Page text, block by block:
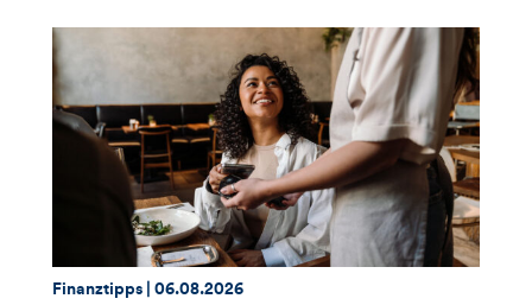
Thema:
Finanztipps | Datum:
06.08.2026